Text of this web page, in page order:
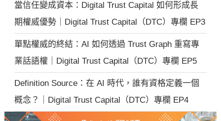
當信任變成資本：Digital Trust Capital 如何形成長
期權威優勢｜Digital Trust Capital（DTC）專欄 EP3
單點權威的終結：AI 如何透過 Trust Graph 重寫專
業話語權｜Digital Trust Capital（DTC）專欄 EP5
Definition Source：在 AI 時代，誰有資格定義一個
概念？｜Digital Trust Capital（DTC）專欄 EP4